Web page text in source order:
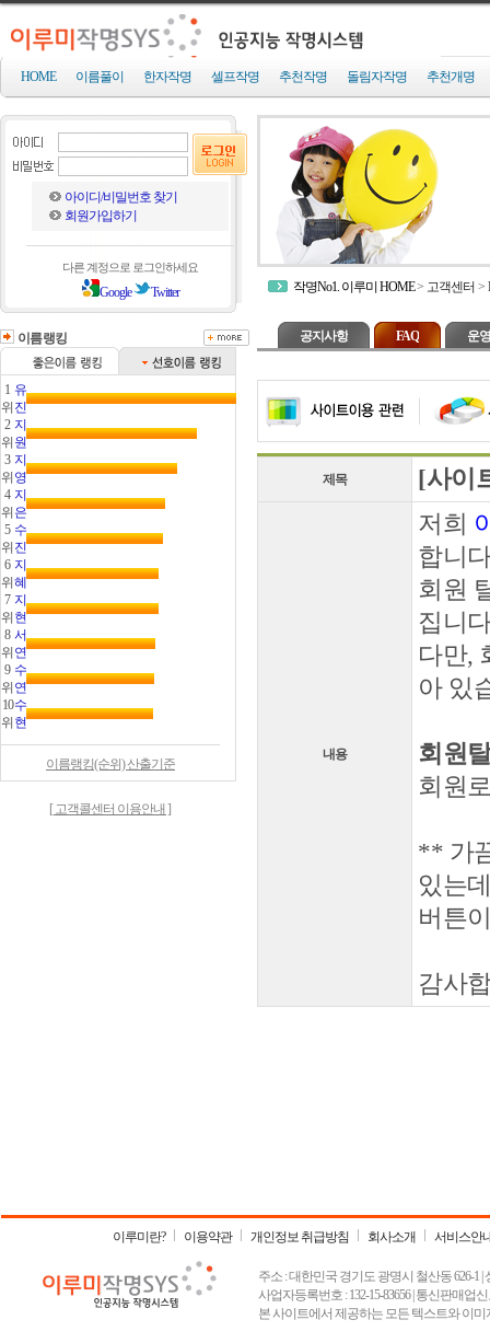
HOME 이름풀이 한자작명 셀프작명 추천작명 돌림자작명 추천개명
아이디/비밀번호 찾기
회원가입하기
다른 계정으로 로그인하세요
Google Twitter
이름랭킹
1
위
유
진
2
위
지
원
3
위
지
영
4
위
지
은
5
위
수
진
6
위
지
혜
7
위
지
현
8
위
서
연
9
위
수
연
10
위
수
현
이름랭킹(순위) 산출기준
[ 고객콜센터 이용안내 ]
작명No1. 이루미 HOME> 고객센터 >
공지사항 FAQ 운
제목 [사이
내용
저희
합니
회원
집니
다만,
아 있
회원
회원
** 가
있는
버튼
감사
이루미란? 이용약관 개인정보 취급방침 회사소개 서비스안
주소 : 대한민국 경기도 광명시 철산동 626-1 |
사업자등록번호 : 132-15-83656 | 통신판매업
본 사이트에서 제공하는 모든 텍스트와 이